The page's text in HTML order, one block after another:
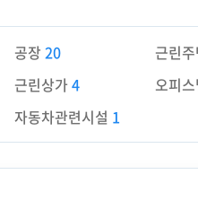
공장20 근린주
근린상가4 오피
자동차관련시설 1